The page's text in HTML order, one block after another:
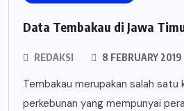
Data Tembakau di Jawa
REDAKSI 8 FEBRUARY 2019
Tembakau merupakan salah satu
perkebunan yang mempunyai